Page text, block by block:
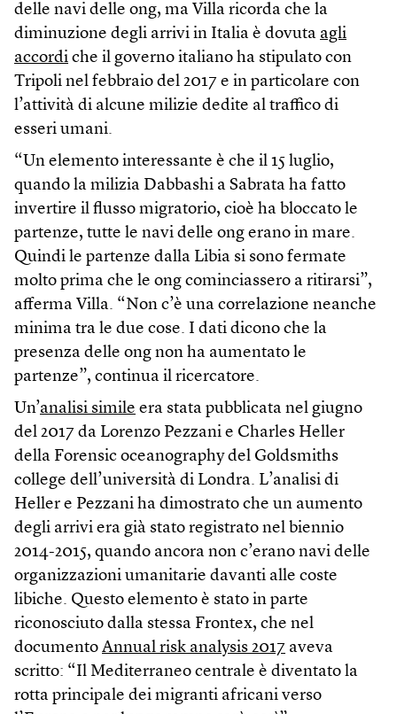
delle navi delle ong, ma Villa ricorda che la
diminuzione degli arrivi in Italia è dovuta agli
accordi che il governo italiano ha stipulato con
Tripoli nel febbraio del 2017 e in particolare con
l’attività di alcune milizie dedite al traffico di
esseri umani.
“Un elemento interessante è che il 15 luglio,
quando la milizia Dabbashi a Sabrata ha fatto
invertire il flusso migratorio, cioè ha bloccato le
partenze, tutte le navi delle ong erano in mare.
Quindi le partenze dalla Libia si sono fermate
molto prima che le ong cominciassero a ritirarsi”,
afferma Villa. “Non c’è una correlazione neanche
minima tra le due cose. I dati dicono che la
presenza delle ong non ha aumentato le
partenze”, continua il ricercatore.
Un’analisi simile era stata pubblicata nel giugno
del 2017 da Lorenzo Pezzani e Charles Heller
della Forensic oceanography del Goldsmiths
college dell’università di Londra. L’analisi di
Heller e Pezzani ha dimostrato che un aumento
degli arrivi era già stato registrato nel biennio
2014-2015, quando ancora non c’erano navi delle
organizzazioni umanitarie davanti alle coste
libiche. Questo elemento è stato in parte
riconosciuto dalla stessa Frontex, che nel
documento Annual risk analysis 2017 aveva
scritto: “Il Mediterraneo centrale è diventato la
rotta principale dei migranti africani verso